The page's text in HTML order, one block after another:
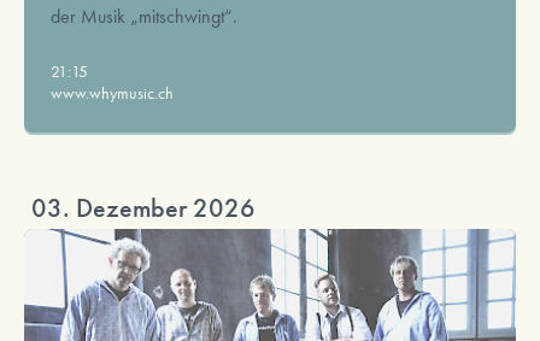
der Musik „mitschwingt“.
21:15
www.whymusic.ch
03. Dezember 2026